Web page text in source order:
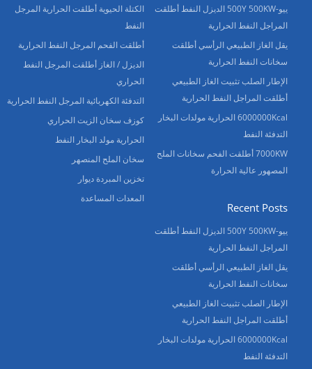
الكتلة الحيوية أطلقت الحرارية المرجل
النفط
أطلقت الفحم المرجل النفط الحرارية
الديزل / الغاز أطلقت المرجل النفط
الحراري
التدفئة الكهربائية المرجل النفط الحرارية
كوزف سخان الزيت الحراري
الحرارية مولد البخار النفط
سخان الملح المنصهر
تخزين المبردة ديوار
المعدات المساعدة
ييو-500Y 500KW الديزل النفط أطلقت
المراجل النفط الحرارية
يقل الغاز الطبيعي الرأسي أطلقت
سخانات النفط الحرارية
الإطار الصلب تثبيت الغاز الطبيعي
أطلقت المراجل النفط الحرارية
6000000Kcal الحرارية مولدات البخار
التدفئة النفط
7000KW أطلقت الفحم سخانات الملح
المصهور عالية الحرارة
Recent Posts
ييو-500Y 500KW الديزل النفط أطلقت
المراجل النفط الحرارية
يقل الغاز الطبيعي الرأسي أطلقت
سخانات النفط الحرارية
الإطار الصلب تثبيت الغاز الطبيعي
أطلقت المراجل النفط الحرارية
6000000Kcal الحرارية مولدات البخار
التدفئة النفط